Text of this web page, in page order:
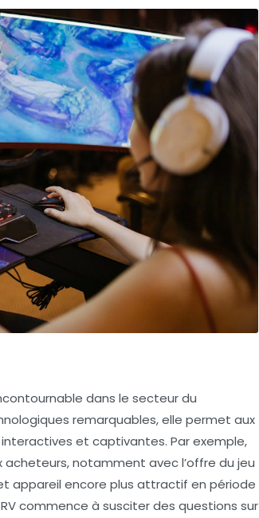
dans le secteur du
remarquables, elle permet aux
et captivantes. Par exemple,
notamment avec l’offre du jeu
appareil encore plus attractif en période
commence à susciter des questions sur